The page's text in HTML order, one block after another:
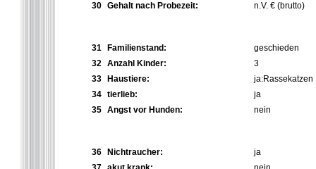
30 Gehalt nach Probezeit: n.V. € (brutto)
31 Familienstand:
geschieden
32 Anzahl Kinder:
3
33
Haustiere:
ja:Rassekatzen
34 tierlieb:
ja
35 Angst vor Hunden: nein
36 Nichtraucher:
ja